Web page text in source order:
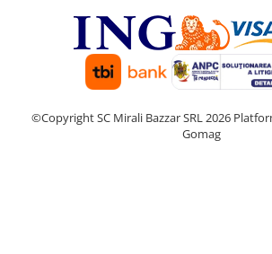
©Copyright SC Mirali Bazzar SRL 2026
Gomag